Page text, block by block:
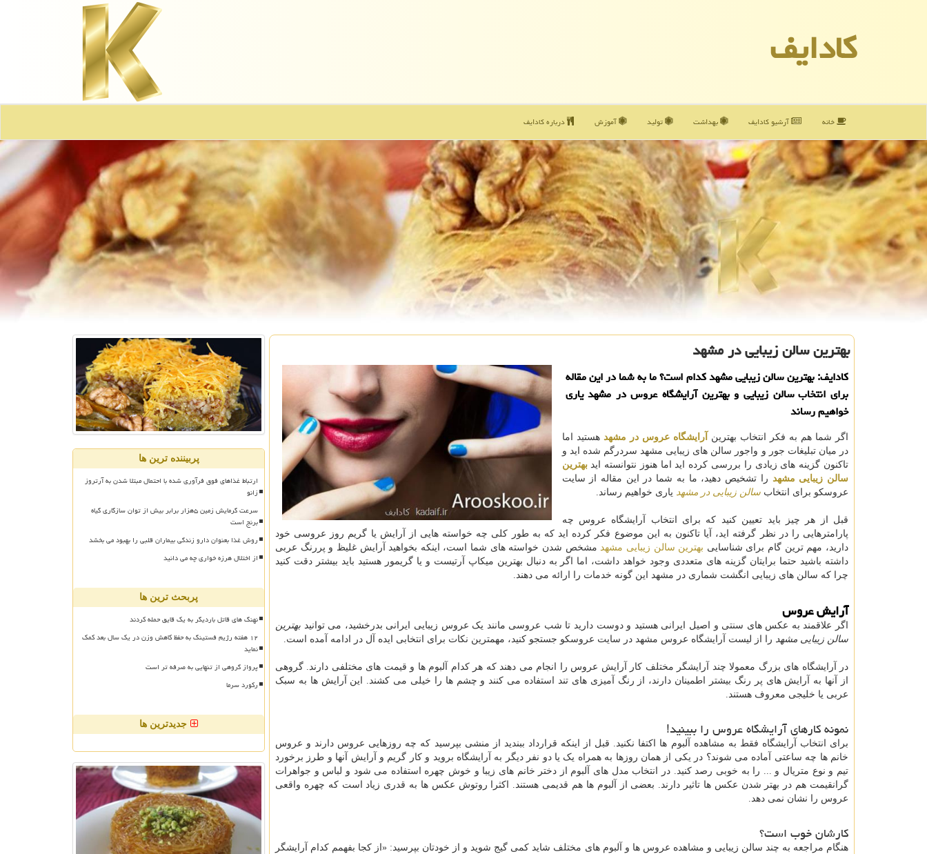
كادایف
خانه آرشیو كادایف بهداشت تولید آموزش درباره كادایف
بهترین سالن زیبایی در مشهد
كادایف: بهترین سالن زیبایی مشهد كدام است؟ ما به شما در این مقاله
برای انتخاب سالن زیبایی و بهترین آرایشگاه عروس در مشهد یاری
خواهیم رساند
اگر شما هم به فکر انتخاب بهترین آرایشگاه عروس در مشهد هستید اما
در میان تبلیغات جور و واجور سالن های زیبایی مشهد سردرگم شده اید و
تاکنون گزینه های زیادی را بررسی کرده اید اما هنوز نتوانسته ایدبهترین
سالن زیبایی مشهد را تشخیص دهید، ما به شما در این مقاله از سایت
عروسکو برای انتخاب سالن زیبایی در مشهد یاری خواهیم رساند.
قبل از هر چیز باید تعیین کنید که برای انتخاب آرایشگاه عروس چه
پارامترهایی را در نظر گرفته اید، آیا تاکنون به این موضوع فکر کرده اید که به طور کلی چه خواسته هایی از آرایش یا گریم روز عروسی خود
دارید، مهم ترین گام برای شناسایی بهترین سالن زیبایی مشهدمشخص شدن خواسته های شما است، اینکه بخواهید آرایش غلیظ و پررنگ عربی
داشته باشید حتما برایتان گزینه های متعددی وجود خواهد داشت، اما اگر به دنبال بهترین میکاپ آرتیست و یا گریمور هستید باید بیشتر دقت کنید
چرا که سالن های زیبایی انگشت شماری در مشهد این گونه خدمات را ارائه می دهند.
آرایش عروس
اگر علاقمند به عکس های سنتی و اصیل ایرانی هستید و دوست دارید تا شب عروسی مانند یک عروس زیبایی ایرانی بدرخشید، می توانید بهترین
سالن زیبایی مشهد را از لیست آرایشگاه عروس مشهد در سایت عروسکو جستجو کنید، مهمترین نکات برای انتخابی ایده آل در ادامه آمده است.
در آرایشگاه های بزرگ معمولا چند آرایشگر مختلف کار آرایش عروس را انجام می دهند که هر کدام آلبوم ها و قیمت های مختلفی دارند. گروهی
از آنها به آرایش های پر رنگ بیشتر اطمینان دارند، از رنگ آمیزی های تند استفاده می کنند و چشم ها را خیلی می کشند. این آرایش ها به سبک
عربی یا خلیجی معروف هستند.
نمونه کارهای آرایشگاه عروس را ببینید!
برای انتخاب آرایشگاه فقط به مشاهده آلبوم ها اکتفا نکنید. قبل از اینکه قرارداد ببندید از منشی بپرسید که چه روزهایی عروس دارند و عروس
خانم ها چه ساعتی آماده می شوند؟ در یکی از همان روزها به همراه یک یا دو نفر دیگر به آرایشگاه بروید و کار گریم و آرایش آنها و طرز برخورد
تیم و نوع متریال و ... را به خوبی رصد کنید. در انتخاب مدل های آلبوم از دختر خانم های زیبا و خوش چهره استفاده می شود و لباس و جواهرات
گرانقیمت هم در بهتر شدن عکس ها تاثیر دارند. بعضی از آلبوم ها هم قدیمی هستند. اکثرا روتوش عکس ها به قدری زیاد است که چهره واقعی
عروس را نشان نمی دهد.
کارشان خوب است؟
هنگام مراجعه به چند سالن زیبایی و مشاهده عروس ها و آلبوم های مختلف شاید کمی گیج شوید و از خودتان بپرسید: «از کجا بفهمم کدام آرایشگر
پربیننده ترین ها
ارتباط غذاهای فوق فرآوری شده با احتمال مبتلا شدن به آرتروز
زانو
سرعت گرمایش زمین ۵هزار برابر بیش از توان سازگاری گیاه
برنج است
روش غذا بعنوان دارو زندگی بیماران قلبی را بهبود می بخشد
از اختلال هرزه خواری چه می دانید
پربحث ترین ها
نهنگ های قاتل باردیگر به یک قایق حمله کردند
۱۲ هفته رژیم فستینگ به حفظ کاهش وزن در یک سال بعد کمک
نماید
پرواز گروهی از تنهایی به صرفه تر است
رکورد سرما
جدیدترین ها